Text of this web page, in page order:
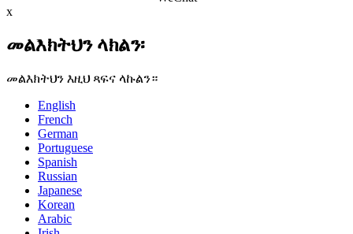
x
መልእክትህን ላክልን፡
መልእክትህን እዚህ ጻፍና ላኩልን።
English
French
German
Portuguese
Spanish
Russian
Japanese
Korean
Arabic